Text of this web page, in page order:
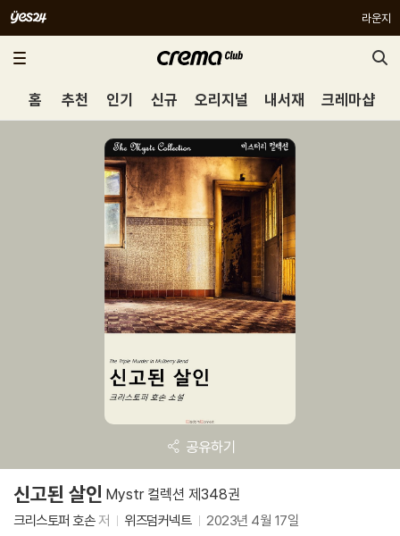
라운지
홈 추천 인기 신규 오리지널 내서재 크레마샵
공유하기
신고된 살인 Mystr 컬렉션 제348권
크리스토퍼 호손저 위즈덤커넥트 2023년 4월 17일